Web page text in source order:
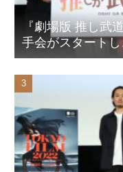
『劇場版 推し武
手会がスタート
ピール！？